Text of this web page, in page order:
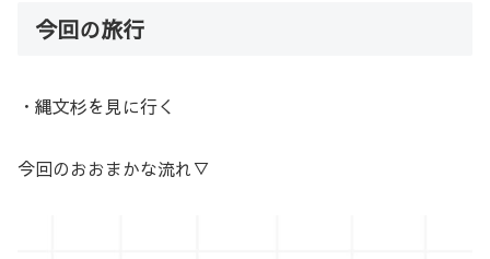
今回の旅行
・縄文杉を見に行く
今回のおおまかな流れ▽